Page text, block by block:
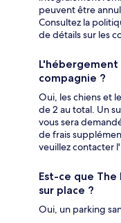
peuvent être
Consultez la
de détails sur les
compagnie ?
Oui, les chiens et
de 2 au total. Un
vous sera
de frais
veuillez contacter
Est-ce que
sur place ?
Oui, un parking